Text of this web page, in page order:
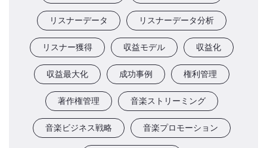
リスナーデータ リスナーデータ分析
リスナー獲得 収益モデル 収益化
収益最大化 成功事例 権利管理
著作権管理 音楽ストリーミング
音楽ビジネス戦略 音楽プロモーション